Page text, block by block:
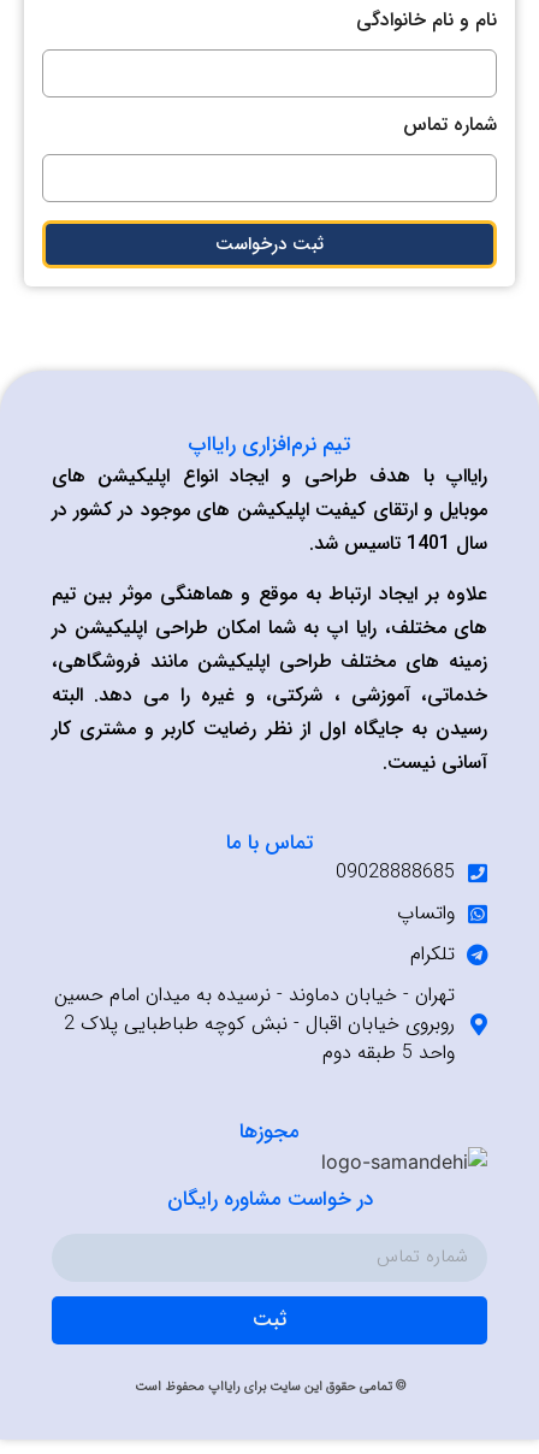
نام و نام خانوادگی
شماره تماس
ثبت درخواست
تیم نرم‌افزاری رایااپ
رایااپ با هدف طراحی و ایجاد انواع اپلیکیشن های
موبایل و ارتقای کیفیت اپلیکیشن های موجود در کشور در
سال 1401 تاسیس شد.
علاوه بر ایجاد ارتباط به موقع و هماهنگی موثر بین تیم
های مختلف، رایا اپ به شما امکان طراحی اپلیکیشن در
زمینه های مختلف طراحی اپلیکیشن مانند فروشگاهی،
خدماتی، آموزشی ، شرکتی، و غیره را می دهد. البته
رسیدن به جایگاه اول از نظر رضایت کاربر و مشتری کار
آسانی نیست.
تماس با ما
09028888685
واتساپ
تلکرام
تهران - خیابان دماوند - نرسیده به میدان امام حسین
روبروی خیابان اقبال - نبش کوچه طباطبایی پلاک 2
واحد 5 طبقه دوم
مجوزها
در خواست مشاوره رایگان
ثبت
© تمامی حقوق این سایت برای رایااپ محفوظ است